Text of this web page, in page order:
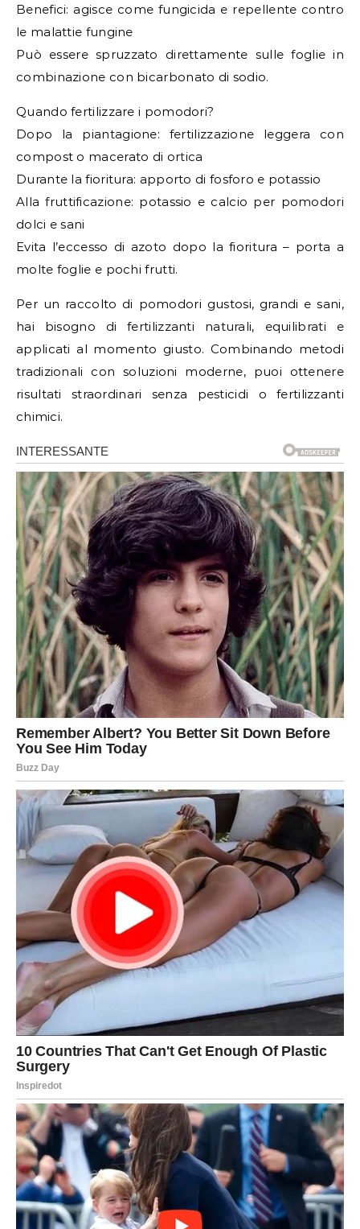
Benefici: agisce come fungicida e repellente contro
le malattie fungine
Può essere spruzzato direttamente sulle foglie in
combinazione con bicarbonato di sodio.
Quando fertilizzare i pomodori?
Dopo la piantagione: fertilizzazione leggera con
compost o macerato di ortica
Durante la fioritura: apporto di fosforo e potassio
Alla fruttificazione: potassio e calcio per pomodori
dolci e sani
Evita l’eccesso di azoto dopo la fioritura – porta a
molte foglie e pochi frutti.
Per un raccolto di pomodori gustosi, grandi e sani,
hai bisogno di fertilizzanti naturali, equilibrati e
applicati al momento giusto. Combinando metodi
tradizionali con soluzioni moderne, puoi ottenere
risultati straordinari senza pesticidi o fertilizzanti
chimici.